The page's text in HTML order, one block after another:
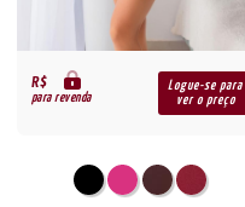
R$
para revenda
Logue-se para
ver o preço